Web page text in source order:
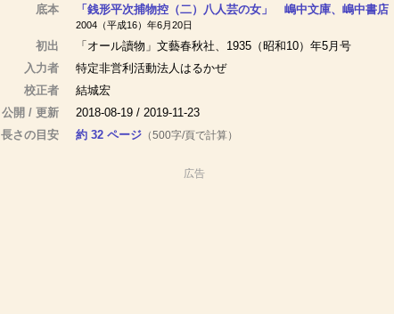
底本
「銭形平次捕物控（二）八人芸の女」 嶋中文庫、嶋中書店
2004（平成16）年6月20日
初出
「オール讀物」文藝春秋社、1935（昭和10）年5月号
入力者
特定非営利活動法人はるかぜ
校正者
結城宏
公開 / 更新
2018-08-19 / 2019-11-23
長さの目安
約 32 ページ（500字/頁で計算）
広告